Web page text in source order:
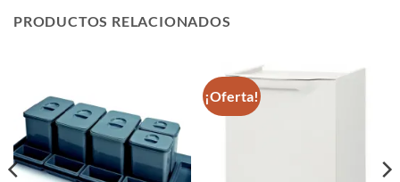
PRODUCTOS RELACIONADOS
¡Oferta!